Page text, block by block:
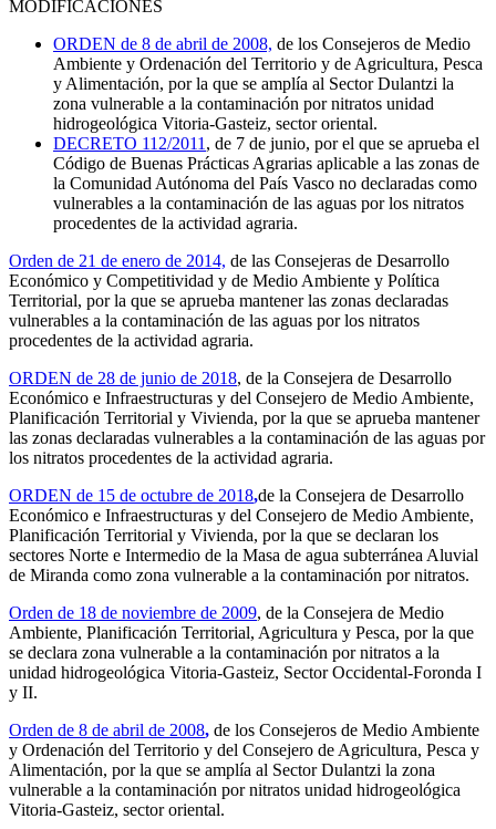
MODIFICACIONES
ORDEN de 8 de abril de 2008, de los Consejeros de Medio
Ambiente y Ordenación del Territorio y de Agricultura, Pesca
y Alimentación, por la que se amplía al Sector Dulantzi la
zona vulnerable a la contaminación por nitratos unidad
hidrogeológica Vitoria-Gasteiz, sector oriental.
DECRETO 112/2011 , de 7 de junio, por el que se aprueba el
Código de Buenas Prácticas Agrarias aplicable a las zonas de
la Comunidad Autónoma del País Vasco no declaradas como
vulnerables a la contaminación de las aguas por los nitratos
procedentes de la actividad agraria.
Orden de 21 de enero de 2014, de las Consejeras de Desarrollo
Económico y Competitividad y de Medio Ambiente y Política
Territorial, por la que se aprueba mantener las zonas declaradas
vulnerables a la contaminación de las aguas por los nitratos
procedentes de la actividad agraria.
ORDEN de 28 de junio de 2018, de la Consejera de Desarrollo
Económico e Infraestructuras y del Consejero de Medio Ambiente,
Planificación Territorial y Vivienda, por la que se aprueba mantener
las zonas declaradas vulnerables a la contaminación de las aguas por
los nitratos procedentes de la actividad agraria.
ORDEN de 15 de octubre de 2018,de la Consejera de Desarrollo
Económico e Infraestructuras y del Consejero de Medio Ambiente,
Planificación Territorial y Vivienda, por la que se declaran los
sectores Norte e Intermedio de la Masa de agua subterránea Aluvial
de Miranda como zona vulnerable a la contaminación por nitratos.
Orden de 18 de noviembre de 2009, de la Consejera de Medio
Ambiente, Planificación Territorial, Agricultura y Pesca, por la que
se declara zona vulnerable a la contaminación por nitratos a la
unidad hidrogeológica Vitoria-Gasteiz, Sector Occidental-Foronda I
y II.
Orden de 8 de abril de 2008, de los Consejeros de Medio Ambiente
y Ordenación del Territorio y del Consejero de Agricultura, Pesca y
Alimentación, por la que se amplía al Sector Dulantzi la zona
vulnerable a la contaminación por nitratos unidad hidrogeológica
Vitoria-Gasteiz, sector oriental.